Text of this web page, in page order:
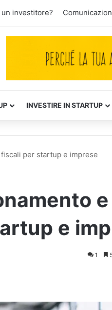
un investitore?
INVESTIRE IN STARTUP
per startup e imprese
e
e
1